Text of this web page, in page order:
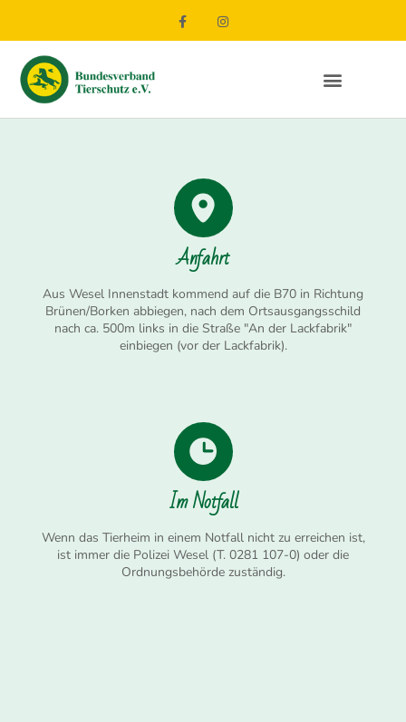
Anfahrt
Aus Wesel Innenstadt kommend auf die B70 in Richtung
Brünen/Borken abbiegen, nach dem Ortsausgangsschild
nach ca. 500m links in die Straße "An der Lackfabrik"
einbiegen (vor der Lackfabrik).
Im Notfall
Wenn das Tierheim in einem Notfall nicht zu erreichen ist,
ist immer die Polizei Wesel (T. 0281 107-0) oder die
Ordnungsbehörde zuständig.